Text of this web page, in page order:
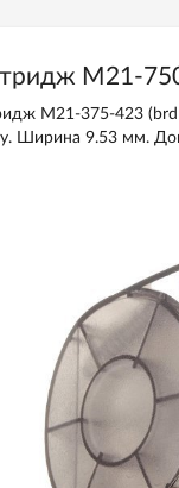
M21-
M21-375-423
Ширина 9.53 мм.